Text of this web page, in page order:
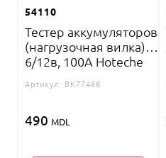
54110
Тестер аккумуляторов
(нагрузочная вилка)
6/12в, 100A Hoteche
Артикул: BK77466
490 MDL